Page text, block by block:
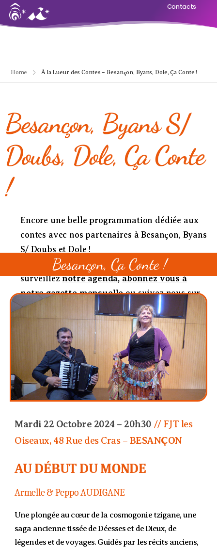
Contacts
Home À la Lueur des Contes – Besançon, Byans, Dole, Ça Conte !
Besançon, Byans S/
Doubs, Dole, Ça Conte
!
Encore une belle programmation dédiée aux
contes avec nos partenaires à Besançon, Byans
S/ Doubs et Dole !
D’autres dates sont à venir en 2024/25 :
surveillez notre agenda, abonnez vous à
notre gazette mensuelleou suivez nous sur
lesréseaux sociaux
Besançon, Ça Conte !
Mardi 22 Octobre 2024 – 20h30 // FJT les
Oiseaux, 48 Rue des Cras – BESANÇON
AU DÉBUT DU MONDE
Armelle & Peppo AUDIGANE
Une plongée au cœur de la cosmogonie tzigane, une
saga ancienne tissée de Déesses et de Dieux, de
légendes et de voyages. Guidés par les récits anciens,